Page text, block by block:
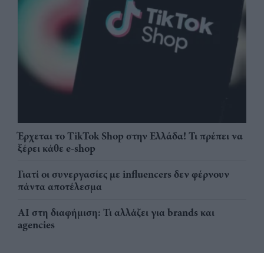
Έρχεται το TikTok Shop στην Ελλάδα! Τι πρέπει να
ξέρει κάθε e-shop
Γιατί οι συνεργασίες με influencers δεν φέρνουν
πάντα αποτέλεσμα
AI στη διαφήμιση: Τι αλλάζει για brands και
agencies